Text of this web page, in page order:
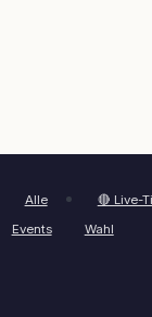
Alle
Events
🔴 Live-
Wahl